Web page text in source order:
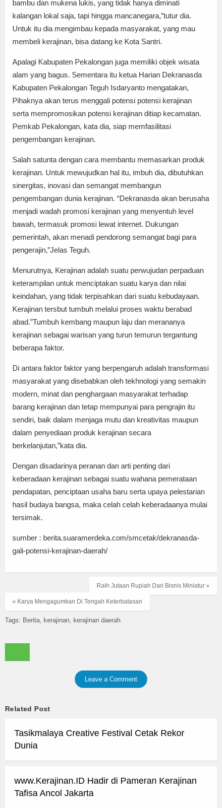
bambu dan mukena lukis, yang tidak hanya diminati
kalangan lokal saja, tapi hingga mancanegara,”tutur dia.
Untuk itu dia mengimbau kepada masyarakat, yang mau
membeli kerajinan, bisa datang ke Kota Santri.
Apalagi Kabupaten Pekalongan juga memiliki objek wisata
alam yang bagus. Sementara itu ketua Harian Dekranasda
Kabupaten Pekalongan Teguh Isdaryanto mengatakan,
Pihaknya akan terus menggali potensi potensi kerajinan
serta mempromosikan potensi kerajinan ditiap kecamatan.
Pemkab Pekalongan, kata dia, siap memfasilitasi
pengembangan kerajinan.
Salah satunta dengan cara membantu memasarkan produk
kerajinan. Untuk mewujudkan hal itu, imbuh dia, dibutuhkan
sinergitas, inovasi dan semangat membangun
pengembangan dunia kerajinan. “Dekranasda akan berusaha
menjadi wadah promosi kerajinan yang menyentuh level
bawah, termasuk promosi lewat internet. Dukungan
pemerintah, akan menadi pendorong semangat bagi para
pengerajin,”Jelas Teguh.
Menurutnya, Kerajinan adalah suatu perwujudan perpaduan
keterampilan untuk menciptakan suatu karya dan nilai
keindahan, yang tidak terpisahkan dari suatu kebudayaan.
Kerajinan tersbut tumbuh melalui proses waktu berabad
abad.”Tumbuh kembang maupun laju dan merananya
kerajinan sebagai warisan yang turun temurun tergantung
beberapa faktor.
Di antara faktor faktor yang berpengaruh adalah transformasi
masyarakat yang disebabkan oleh tekhnologi yang semakin
modern, minat dan penghargaan masyarakat terhadap
barang kerajinan dan tetap mempunyai para pengrajin itu
sendiri, baik dalam menjaga mutu dan kreativitas maupun
dalam penyediaan produk kerajinan secara
berkelanjutan,”kata dia.
Dengan disadarinya peranan dan arti penting dari
keberadaan kerajinan sebagai suatu wahana pemerataan
pendapatan, penciptaan usaha baru serta upaya pelestarian
hasil budaya bangsa, maka celah celah keberadaanya mulai
tersimak.
sumber : berita.suaramerdeka.com/smcetak/dekranasda-
gali-potensi-kerajinan-daerah/
Raih Jutaan Rupiah Dari Bisnis Miniatur »
« Karya Mengagumkan Di Tengah Keterbatasan
Tags: Berita kerajinan kerajinan daerah
Leave a Comment
Related Post
Tasikmalaya Creative Festival Cetak Rekor
Dunia
www.Kerajinan.ID Hadir di Pameran Kerajinan
Tafisa Ancol Jakarta